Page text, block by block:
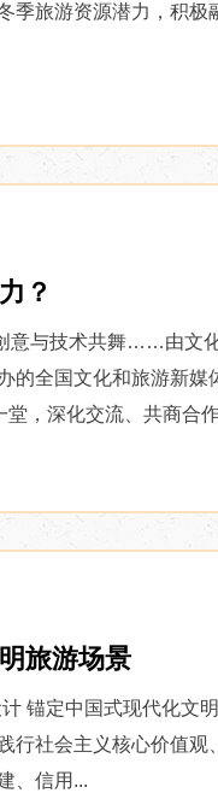
旅游资源潜力，积极
？
与技术共舞……由文化
的全国文化和旅游新
，深化交流、共商合
旅游场景
定中国式现代化文
社会主义核心价值观
、信用...